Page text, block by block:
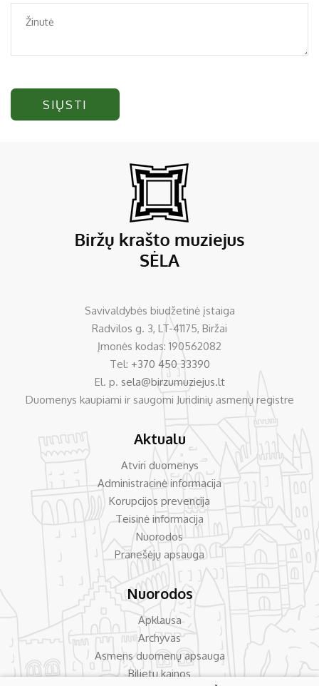
SIŲSTI
Savivaldybės biudžetinė įstaiga
Radvilos g. 3, LT-41175, Biržai
Įmonės kodas: 190562082
Tel: +370 450 33390
El. p. sela@birzumuziejus.lt
Duomenys kaupiami ir saugomi Juridinių asmenų registre
Aktualu
Atviri duomenys
Administracinė informacija
Korupcijos prevencija
Teisinė informacija
Nuorodos
Pranešėjų apsauga
Nuorodos
Apklausa
Archyvas
Asmens duomenų apsauga
Bilietų kainos